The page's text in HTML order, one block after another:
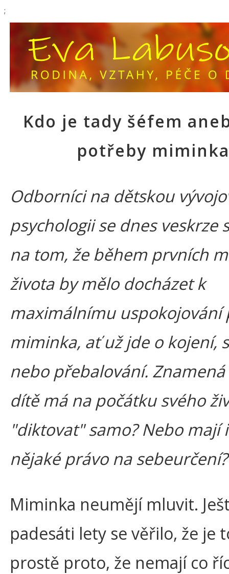
;
Kdo je tady šéfem
potřeby miminka
Odborníci na dětskou
psychologii se dnes veskrze
na tom, že během prvních
života by mělo docházet k
maximálnímu uspokojování
miminka, ať už jde o kojení,
nebo přebalování. Znamená
dítě má na počátku svého
"diktovat" samo? Nebo mají
nějaké právo na sebeurčení?
Miminka neumějí mluvit.
padesáti lety se věřilo, že je
prostě proto, že nemají co